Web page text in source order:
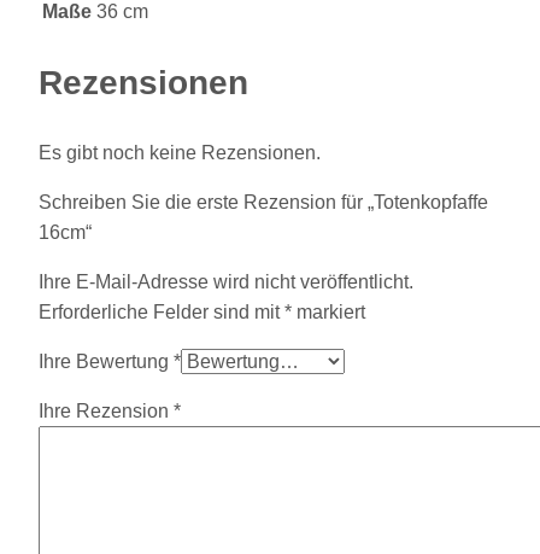
Maße 36 cm
Rezensionen
Es gibt noch keine Rezensionen.
Schreiben Sie die erste Rezension für „Totenkopfaffe
16cm“
Ihre E-Mail-Adresse wird nicht veröffentlicht.
Erforderliche Felder sind mit* markiert
Ihre Bewertung *
Ihre Rezension *